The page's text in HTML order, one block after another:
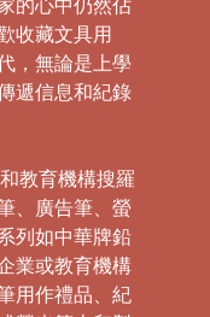
的心中仍然佔
收藏文具用
，無論是上學
遞信息和紀錄
教育機構搜羅
、廣告筆、螢
列如中華牌鉛
業或教育機構
用作禮品、紀